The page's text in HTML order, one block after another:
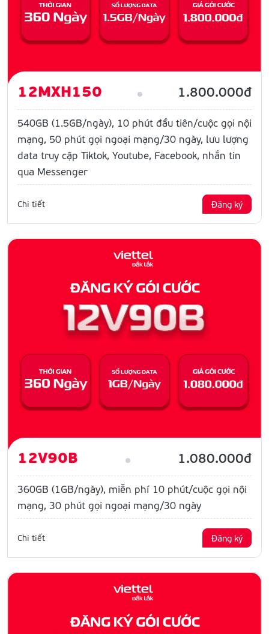
12MXH150 1.800.000đ
540GB (1.5GB/ngày), 10 phút đầu tiên/cuộc gọi nội
mạng, 50 phút gọi ngoại mạng/30 ngày, lưu lượng
data truy cập Tiktok, Youtube, Facebook, nhắn tin
qua Messenger
Chi tiết Đăng ký
12V90B 1.080.000đ
360GB (1GB/ngày), miễn phí 10 phút/cuộc gọi nội
mạng, 30 phút gọi ngoại mạng/30 ngày
Chi tiết Đăng ký